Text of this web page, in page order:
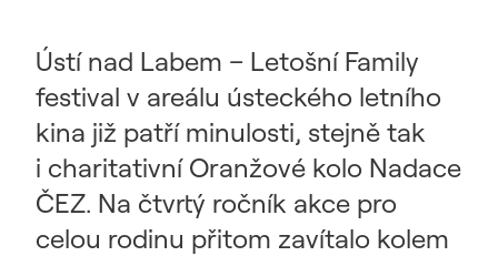
Ústí nad Labem – Letošní Family
festival v areálu ústeckého letního
kina již patří minulosti, stejně tak
i charitativní Oranžové kolo Nadace
ČEZ. Na čtvrtý ročník akce pro
celou rodinu přitom zavítalo kolem